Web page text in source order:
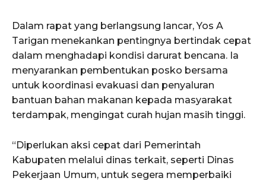
Dalam rapat yang berlangsung lancar, Yos A
Tarigan menekankan pentingnya bertindak cepat
dalam menghadapi kondisi darurat bencana. Ia
menyarankan pembentukan posko bersama
untuk koordinasi evakuasi dan penyaluran
bantuan bahan makanan kepada masyarakat
terdampak, mengingat curah hujan masih tinggi.
“Diperlukan aksi cepat dari Pemerintah
Kabupaten melalui dinas terkait, seperti Dinas
Pekerjaan Umum, untuk segera memperbaiki